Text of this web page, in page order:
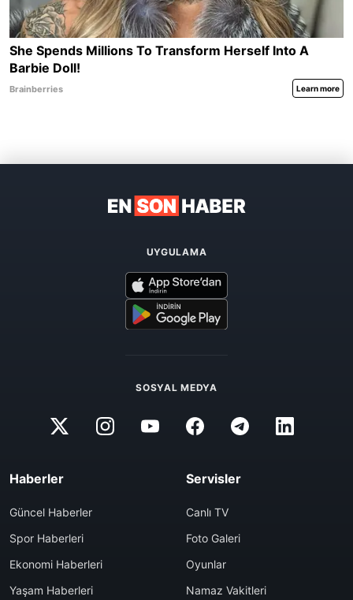
UYGULAMA
SOSYAL MEDYA
Haberler
Güncel Haberler
Spor Haberleri
Ekonomi Haberleri
Yaşam Haberleri
Servisler
Canlı TV
Foto Galeri
Oyunlar
Namaz Vakitleri